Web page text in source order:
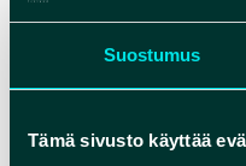
Suostumus
Tämä sivusto käyttää
Tietoja ei
Euroopan